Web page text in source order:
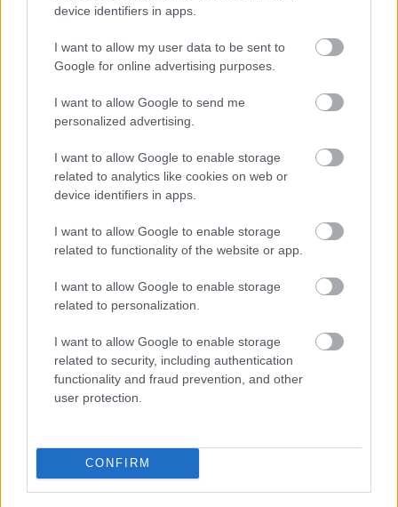
device identifiers in apps.
I want to allow my user data to be sent to
Google for online advertising purposes.
I want to allow Google to send me
personalized advertising.
I want to allow Google to enable storage
related to analytics like cookies on web or
device identifiers in apps.
I want to allow Google to enable storage
related to functionality of the website or app.
I want to allow Google to enable storage
related to personalization.
I want to allow Google to enable storage
related to security, including authentication
functionality and fraud prevention, and other
user protection.
CONFIRM
CONCERTO MESTERISKOLA ALBRECHT MAYER
OBOAMŰVÉSSZEL
LEGÚJABB PRODUKCIÓJÁT